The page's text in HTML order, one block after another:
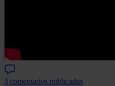
3 comentarios publicados